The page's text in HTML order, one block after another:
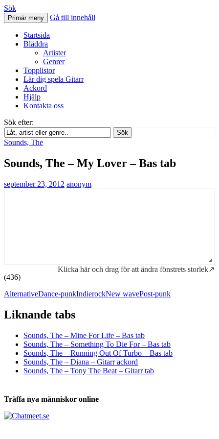
Svenskatabs.se
Sök
Primär meny Gå till innehåll
Startsida
Bläddra
Artister
Genrer
Topplistor
Lär dig spela Gitarr
Ackord
Hjälp
Kontakta oss
Sök efter:
Sök
Sounds, The
Sounds, The – My Lover – Bas tab
september 23, 2012 anonym
Klicka här och drag för att ändra fönstrets storlek↗
(436)
AlternativeDance-punkIndierockNew wavePost-punk
Liknande tabs
Sounds, The – Mine For Life – Bas tab
Sounds, The – Something To Die For – Bas tab
Sounds, The – Running Out Of Turbo – Bas tab
Sounds, The – Diana – Gitarr ackord
Sounds, The – Tony The Beat – Gitarr tab
Träffa nya människor online